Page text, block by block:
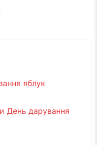
яблук
День дарування